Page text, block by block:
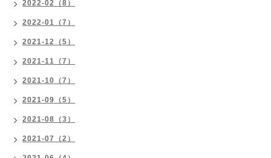
2022-02（8）
2022-01（7）
2021-12（5）
2021-11（7）
2021-10（7）
2021-09（5）
2021-08（3）
2021-07（2）